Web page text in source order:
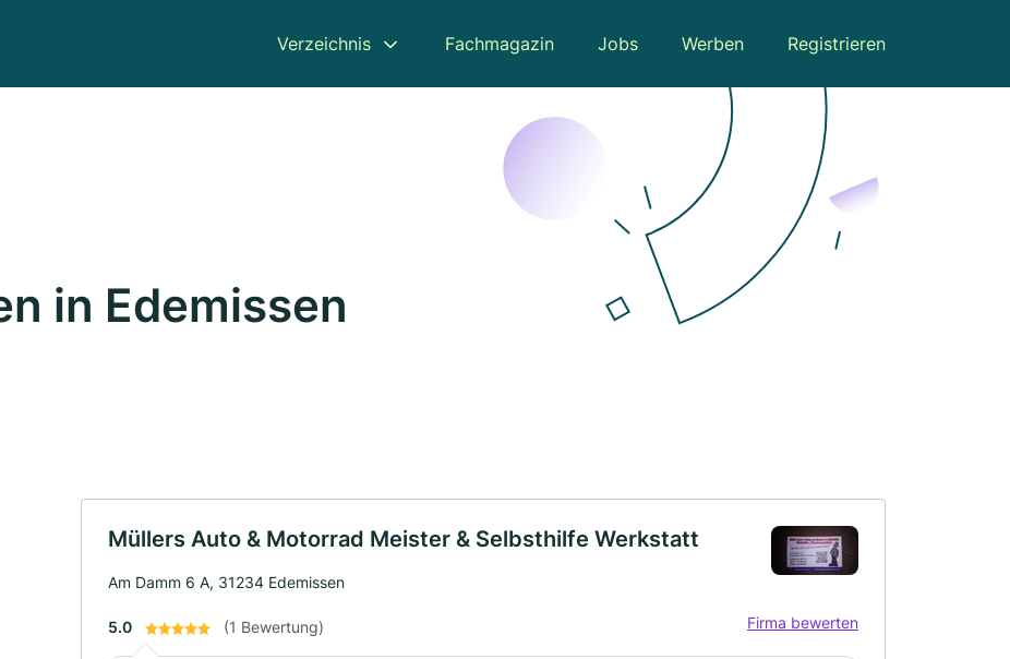
Verzeichnis Fachmagazin Jobs Werben Registrieren
in Edemissen
Müllers Auto & Motorrad Meister & Selbsthilfe Werkstatt
Am Damm 6 A, 31234 Edemissen
5.0 (1 Bewertung) Firma bewerten